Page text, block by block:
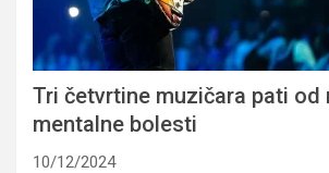
Tri četvrtine muzičara pati od
mentalne bolesti
10/12/2024